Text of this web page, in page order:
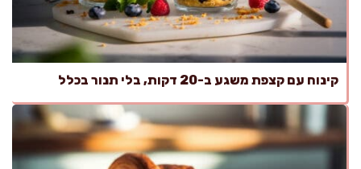
קינוח עם קצפת משגע ב-20 דקות, בלי תנור בכלל